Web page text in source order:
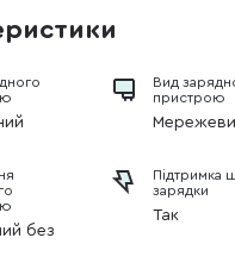
Вид
пристрою
без
Підтримка
зарядки
Так